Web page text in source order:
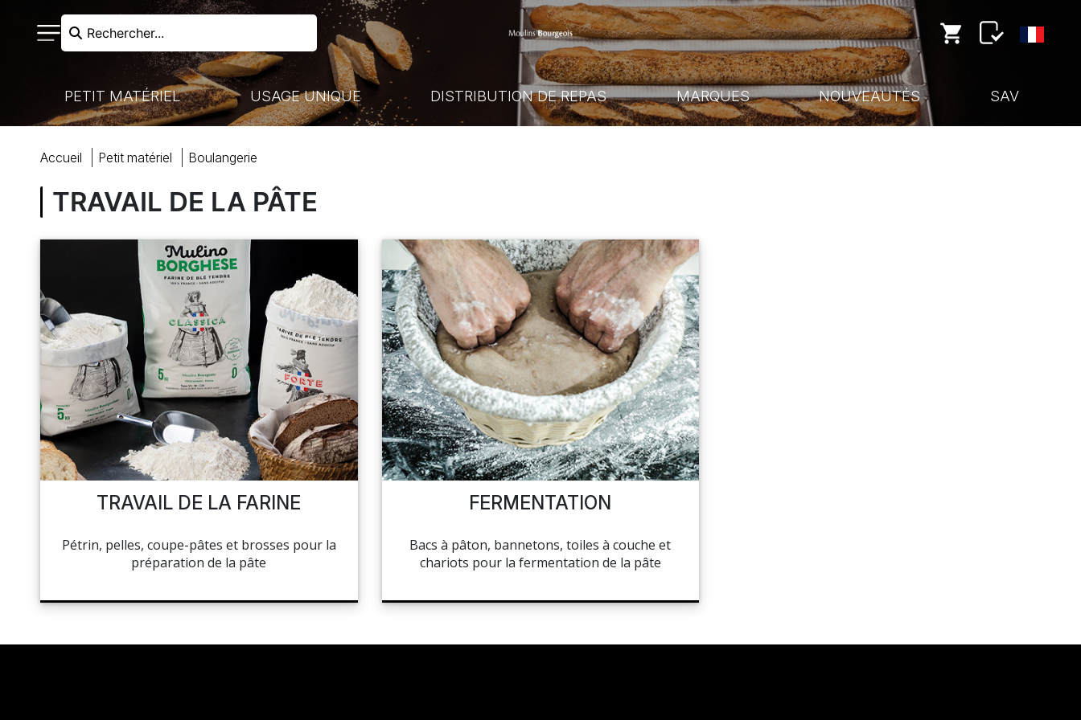
PRÉPARATION
BOULANGERIE
PÂTISSERIE
SUCRE ET GLACE
LA BOUTIQUE
ET MANUTENTION
HYGIÈNE ET ENTRETIEN
LIBRAIRIE
À USAGE UNIQUE
BOULANGERIE-PÂTISSERIE
COCKTAILS ET BUFFETS
NAPPAGE ET SERVIETTES
CUISSON ET PRÉPARATION
HYGIÈNE
FROIDE - LIAISON CHAUDE
Rechercher...
PETIT MATÉRIEL USAGE UNIQUE DISTRIBUTION DE REPAS MARQUES NOUVEAUTÉS SAV
RECHERCHER
MON COMPTE
MES LISTES
MA COMMANDE
RÉSEAUX SOCIAUX
accueil petit matériel boulangerie
TRAVAIL DE LA PÂTE
TRAVAIL DE LA FARINE
Pétrin, pelles, coupe-pâtes et brosses pour la
préparation de la pâte
FERMENTATION
Bacs à pâton, bannetons, toiles à couche et
chariots pour la fermentation de la pâte